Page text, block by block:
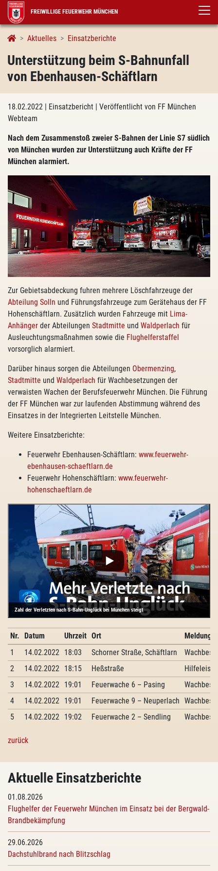
FREIWILLIGE FEUERWEHR MÜNCHEN
Aktuelles Einsatzberichte
Unterstützung beim S-Bahnunfall
von Ebenhausen-Schäftlarn
18.02.2022 | Einsatzbericht | Veröffentlicht von FF München
Webteam
Nach dem Zusammenstoß zweier S-Bahnen der Linie S7 südlich
von München wurden zur Unterstützung auch Kräfte der FF
München alarmiert.
Zur Gebietsabdeckung fuhren mehrere Löschfahrzeuge der
Abteilung Solln und Führungsfahrzeuge zum Gerätehaus der FF
Hohenschäftlarn. Zusätzlich wurden Fahrzeuge mit Lima-
Anhänger der Abteilungen Stadtmitte und Waldperlach für
Ausleuchtungsmaßnahmen sowie die Flughelferstaffel
vorsorglich alarmiert.
Darüber hinaus sorgen die Abteilungen Obermenzing,
Stadtmitte und Waldperlach für Wachbesetzungen der
verwaisten Wachen der Berufsfeuerwehr München. Die Führung
der FF München war zur laufenden Abstimmung während des
Einsatzes in der Integrierten Leitstelle München.
Weitere Einsatzberichte:
Feuerwehr Ebenhausen-Schäftlarn: www.feuerwehr-
ebenhausen-schaeftlarn.de
Feuerwehr Hohenschäftlarn: www.feuerwehr-
hohenschaeftlarn.de
Zahl der Verletzten nach S-Bahn-Unglück bei München steigt
Nr. Datum Uhrzeit Ort
Meldung
1
14.02.2022 18:03 Schorner Straße, Schäftlarn
2
14.02.2022 18:15 Heßstraße
3
14.02.2022 19:01 Feuerwache 6 – Pasing
4
14.02.2022 19:01 Feuerwache 9 – Neuperlach
5
14.02.2022 19:02 Feuerwache 2 – Sendling
zurück
Aktuelle Einsatzberichte
01.08.2026
Flughelfer der Feuerwehr München im Einsatz bei der Bergwald-
Brandbekämpfung
29.06.2026
Dachstuhlbrand nach Blitzschlag